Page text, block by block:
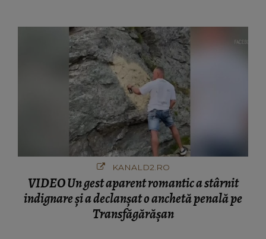
KANALD2.RO
VIDEO Un gest aparent romantic a stârnit
indignare și a declanșat o anchetă penală pe
Transfăgărășan